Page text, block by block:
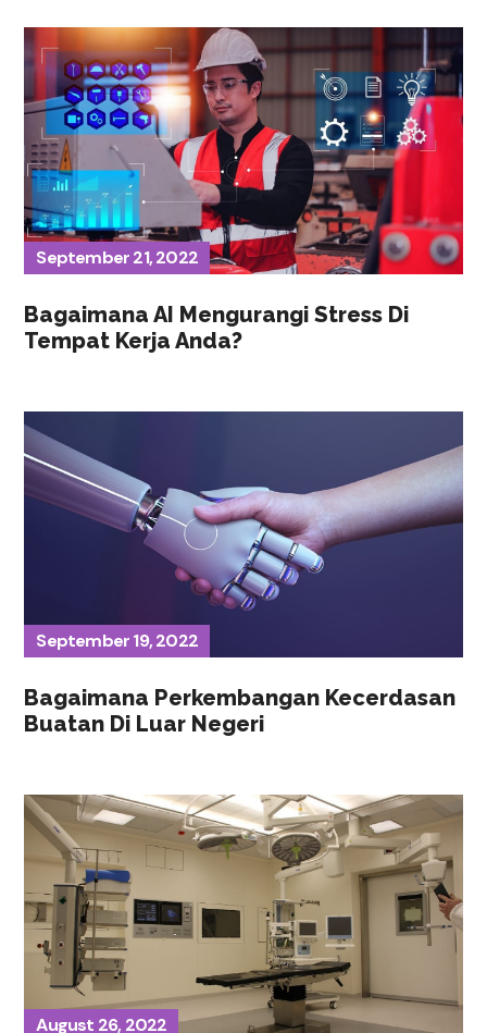
September 21, 2022
Bagaimana AI Mengurangi Stress Di
Tempat Kerja Anda?
September 19, 2022
Bagaimana Perkembangan Kecerdasan
Buatan Di Luar Negeri
August 26, 2022